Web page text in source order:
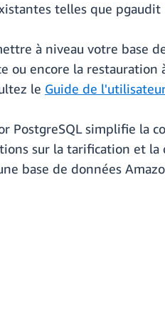
telles que
à niveau votre base
ou encore la
le Guide de l'utilisateur
PostgreSQL simplifie la
sur la tarification et
base de données